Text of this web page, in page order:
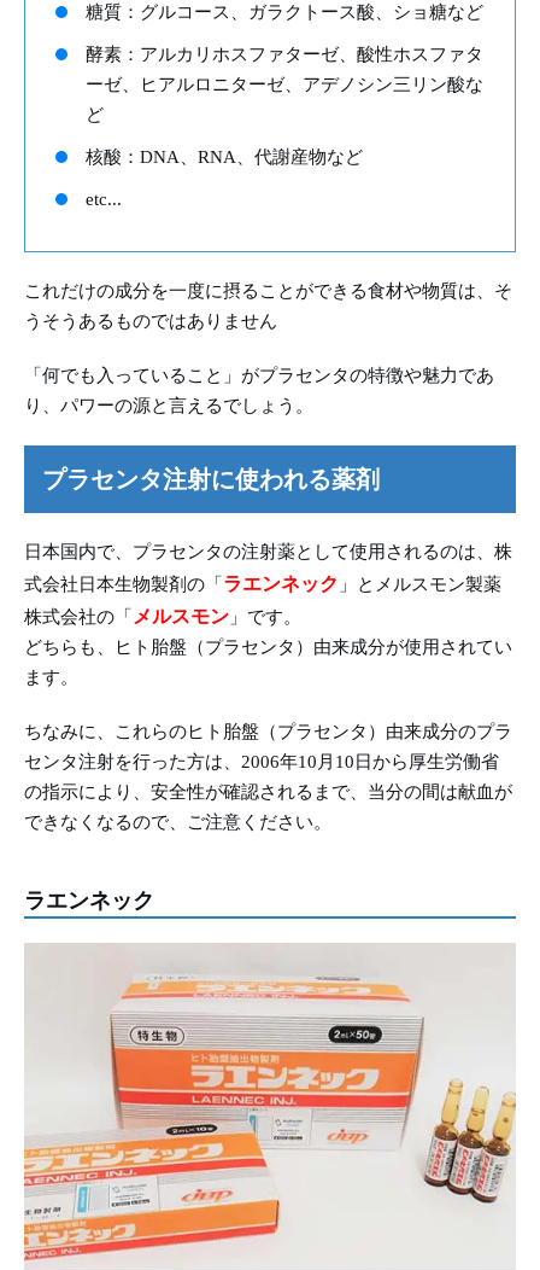
糖質：グルコース、ガラクトース酸、ショ糖など
酵素：アルカリホスファターゼ、酸性ホスファタ
ーゼ、ヒアルロニターゼ、アデノシン三リン酸な
ど
核酸：DNA、RNA、代謝産物など
etc...
これだけの成分を一度に摂ることができる食材や物質は、そ
うそうあるものではありません
「何でも入っていること」がプラセンタの特徴や魅力であ
り、パワーの源と言えるでしょう。
プラセンタ注射に使われる薬剤
日本国内で、プラセンタの注射薬として使用されるのは、株
式会社日本生物製剤の「 ラエンネック 」とメルスモン製薬
株式会社の「 メルスモン 」です。
どちらも、ヒト胎盤（プラセンタ）由来成分が使用されてい
ます。
ちなみに、これらのヒト胎盤（プラセンタ）由来成分のプラ
センタ注射を行った方は、2006年10月10日から厚生労働省
の指示により、安全性が確認されるまで、当分の間は献血が
できなくなるので、ご注意ください。
ラエンネック